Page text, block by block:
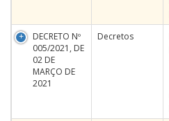
DECRETO Nº
005/2021, DE
02 DE
MARÇO DE
2021
Decretos